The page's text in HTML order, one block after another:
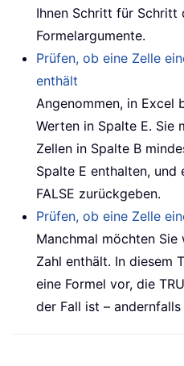
Ihnen Schritt für Schritt
Formelargumente.
Prüfen, ob eine Zelle
enthält
Angenommen, in Excel
Werten in Spalte E. Sie
Zellen in Spalte B
Spalte E enthalten, und
FALSE zurückgeben.
Prüfen, ob eine Zelle
Manchmal möchten Sie
Zahl enthält. In diesem
eine Formel vor, die
der Fall ist – andernfalls